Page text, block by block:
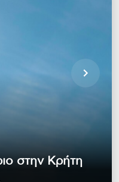
στην Κρήτη